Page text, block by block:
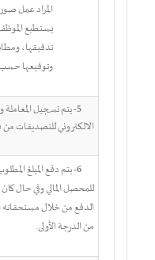
المراد عمل
يستطيع الموظف
تدقيقها،
وتوقيعها حسب
5- يتم تسجيل المعاملة
الالكتروني للتصديقات من
يتم دفع المبلغ
للمحصل المالي وفي حال كان
الدفع من خلال مستحقاته
من الدرجة الأولى.